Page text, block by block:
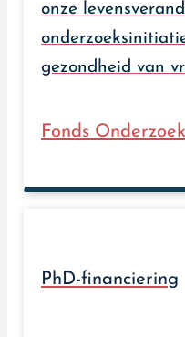
onze
gezondheid van
Fonds
PhD-financiering